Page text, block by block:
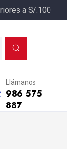
a S/.100
Llámanos
986 575
887